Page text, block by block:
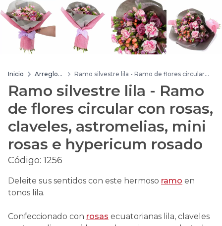
Inicio
Arreglos
Ramo silvestre lila - Ramo de flores circular
hypericum rosado
Ramo silvestre lila - Ramo
de flores circular con rosas,
claveles, astromelias, mini
rosas e hypericum rosado
Código:1256
Deleite sus sentidos con este hermoso ramo en
tonos lila.
Confeccionado con rosas ecuatorianas lila, claveles